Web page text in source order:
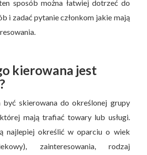
sposób można łatwiej dotrzeć do
i zadać pytanie członkom jakie mają
kierowana jest
skierowana do określonej grupy
mają trafiać towary lub usługi.
najlepiej określić w oparciu o wiek
zainteresowania, rodzaj